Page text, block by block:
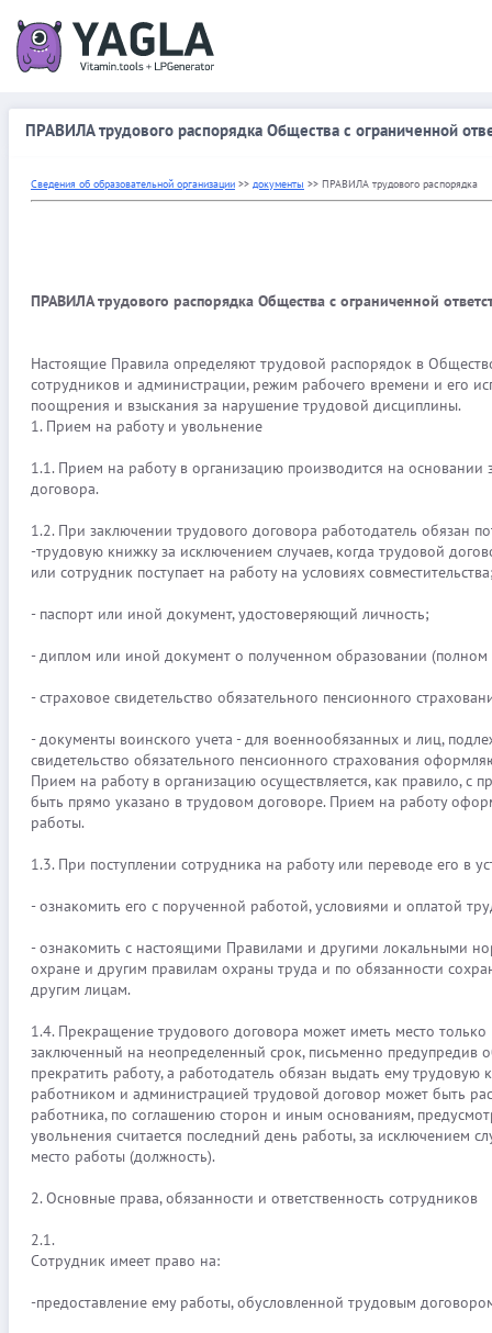
ПРАВИЛА трудового распорядка Общества с ограниченной
Сведения об образовательной организации >> документы >> ПРАВИЛА трудового распорядка
ПРАВИЛА трудового распорядка Общества с ограниченной
Настоящие Правила определяют трудовой распорядок в
сотрудников и администрации, режим рабочего времени и его
поощрения и взыскания за нарушение трудовой дисциплины.
1. Прием на работу и увольнение
1.1. Прием на работу в организацию производится на основании
договора.
1.2. При заключении трудового договора работодатель обязан
-трудовую книжку за исключением случаев, когда трудовой
или сотрудник поступает на работу на условиях
- паспорт или иной документ, удостоверяющий личность;
- диплом или иной документ о полученном образовании
- страховое свидетельство обязательного пенсионного
- документы воинского учета - для военнообязанных и лиц,
свидетельство обязательного пенсионного страхования
Прием на работу в организацию осуществляется, как правило,
быть прямо указано в трудовом договоре. Прием на работу
работы.
1.3. При поступлении сотрудника на работу или переводе его в
- ознакомить его с порученной работой, условиями и оплатой
- ознакомить с настоящими Правилами и другими локальными
охране и другим правилам охраны труда и по обязанности
другим лицам.
1.4. Прекращение трудового договора может иметь место
заключенный на неопределенный срок, письменно предупредив
прекратить работу, а работодатель обязан выдать ему
работником и администрацией трудовой договор может быть
работника, по соглашению сторон и иным основаниям,
увольнения считается последний день работы, за исключением
место работы (должность).
2. Основные права, обязанности и ответственность сотрудников
2.1.
Сотрудник имеет право на:
-предоставление ему работы, обусловленной трудовым